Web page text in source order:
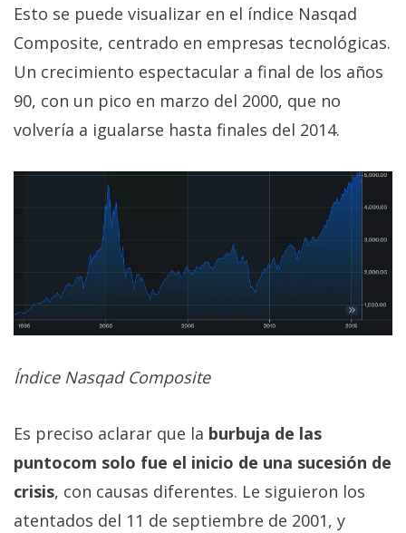
Esto se puede visualizar en el índice Nasqad
Composite, centrado en empresas tecnológicas.
Un crecimiento espectacular a final de los años
90, con un pico en marzo del 2000, que no
volvería a igualarse hasta finales del 2014.
Índice Nasqad Composite
Es preciso aclarar que la burbuja de las
puntocom solo fue el inicio de una sucesión de
crisis, con causas diferentes. Le siguieron los
atentados del 11 de septiembre de 2001, y